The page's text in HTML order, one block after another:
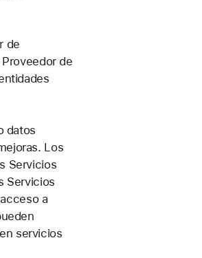
de
de
datos
Los
Servicios
Servicios
a
servicios